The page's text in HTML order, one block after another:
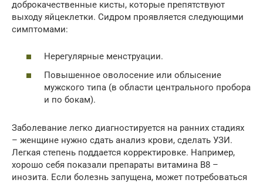
доброкачественные кисты, которые препятствуют
выходу яйцеклетки. Сидром проявляется следующими
симптомами:
Нерегулярные менструации.
Повышенное оволосение или облысение
мужского типа (в области центрального пробора
и по бокам).
Заболевание легко диагностируется на ранних стадиях
– женщине нужно сдать анализ крови, сделать УЗИ.
Легкая степень поддается корректировке. Например,
хорошо себя показали препараты витамина В8 –
инозита. Если болезнь запущена, может потребоваться